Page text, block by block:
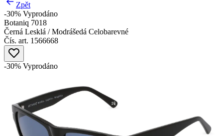
Zpět
-30% Vyprodáno
Botaniq 7018
Černá Lesklá / Modrášedá Celobarevné
Čís. art. 1566668
-30% Vyprodáno